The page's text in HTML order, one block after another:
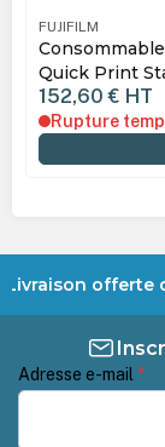
FUJIFILM
Quick Print
152,60 € HT
Rupture
Livraison offerte
Adresse e-mail *